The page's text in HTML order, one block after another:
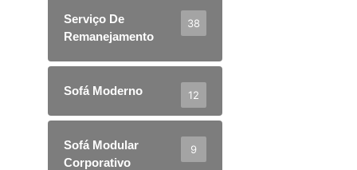
Serviço De
Remanejamento
38
Sofá Moderno 12
Sofá Modular
Corporativo
9